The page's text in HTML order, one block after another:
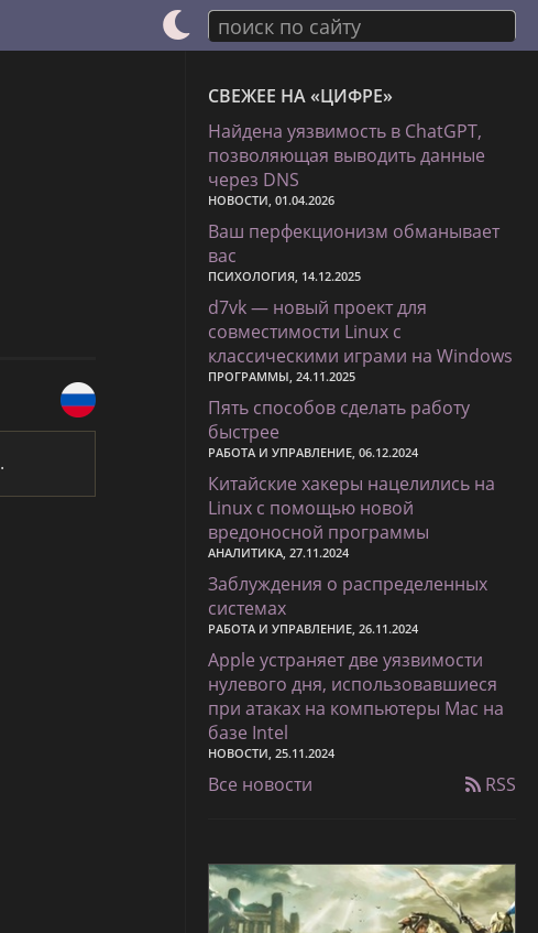
поиск по сайту
.
СВЕЖЕЕ НА «ЦИФРЕ»
Найдена уязвимость в ChatGPT,
позволяющая выводить данные
через DNS
НОВОСТИ, 01.04.2026
Ваш перфекционизм обманывает
вас
ПСИХОЛОГИЯ, 14.12.2025
d7vk — новый проект для
совместимости Linux с
классическими играми на Windows
ПРОГРАММЫ, 24.11.2025
Пять способов сделать работу
быстрее
РАБОТА И УПРАВЛЕНИЕ, 06.12.2024
Китайские хакеры нацелились на
Linux с помощью новой
вредоносной программы
АНАЛИТИКА, 27.11.2024
Заблуждения о распределенных
системах
РАБОТА И УПРАВЛЕНИЕ, 26.11.2024
Apple устраняет две уязвимости
нулевого дня, использовавшиеся
при атаках на компьютеры Mac на
базе Intel
НОВОСТИ, 25.11.2024
Все новости RSS